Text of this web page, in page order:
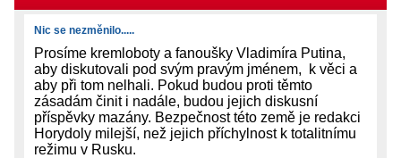
Nic se nezměnilo.....
Prosíme kremloboty a fanoušky Vladimíra Putina,
aby diskutovali pod svým pravým jménem, k věci a
aby při tom nelhali. Pokud budou proti těmto
zásadám činit i nadále, budou jejich diskusní
příspěvky mazány. Bezpečnost této země je redakci
Horydoly milejší, než jejich příchylnost k totalitnímu
režimu v Rusku.